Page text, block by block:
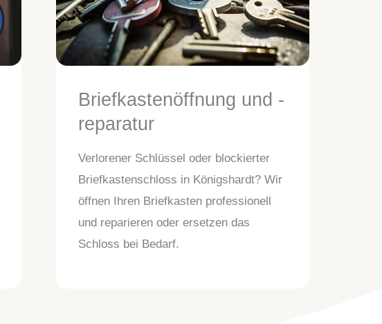
Briefkastenöffnung und -
reparatur
Verlorener Schlüssel oder blockierter
Briefkastenschloss in Königshardt? Wir
öffnen Ihren Briefkasten professionell
und reparieren oder ersetzen das
Schloss bei Bedarf.